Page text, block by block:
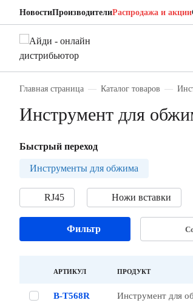
НовостиПроизводителиРаспродажа и акции
Главная страница Каталог товаров
Инструмент для
Быстрый переход
Инструменты для обжима
RJ45 Ножи вставки
Фильтр
АРТИКУЛ ПРОДУКТ
B-T568R Инструмент для